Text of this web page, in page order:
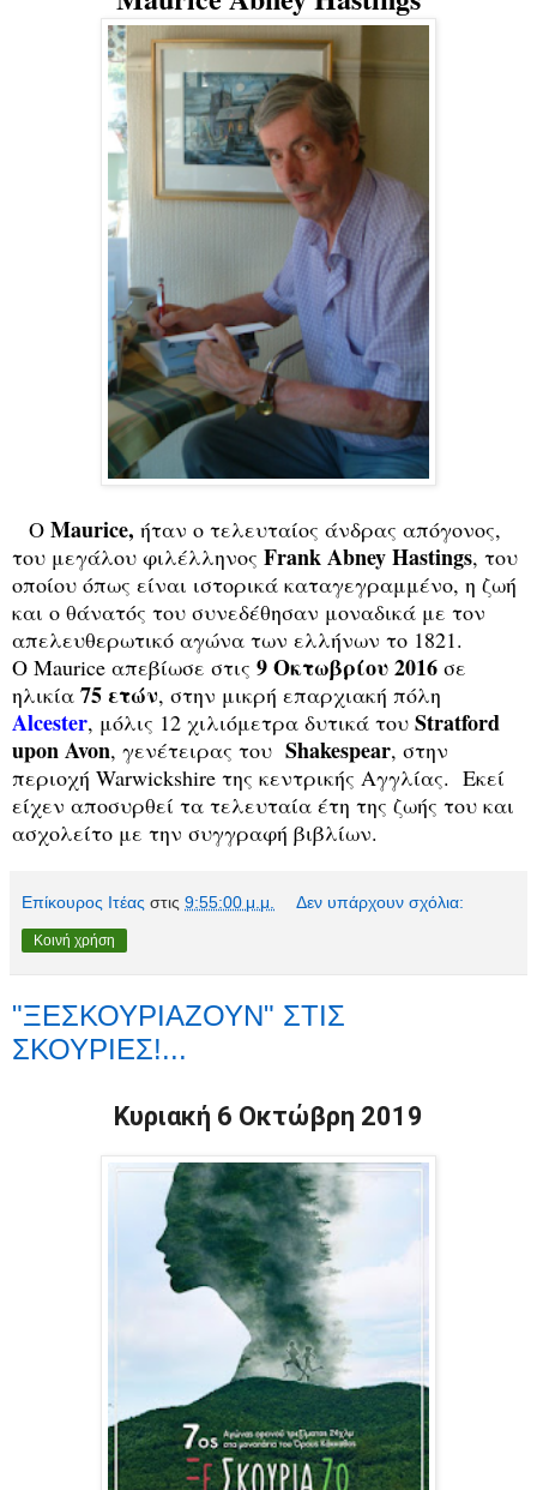
Ο Maurice, ήταν ο τελευταίος άνδρας απόγονος,
του μεγάλου φιλέλληνος Frank Abney Hastings, του
οποίου όπως είναι ιστορικά καταγεγραμμένο, η ζωή
και ο θάνατός του συνεδέθησαν μοναδικά με τον
απελευθερωτικό αγώνα των ελλήνων το 1821.
Ο Maurice απεβίωσε στις 9 Οκτωβρίου 2016 σε
ηλικία 75 ετών, στην μικρή επαρχιακή πόλη
Alcester, μόλις 12 χιλιόμετρα δυτικά του Stratford
upon Avon, γενέτειρας του Shakespear, στην
περιοχή Warwickshire της κεντρικής Αγγλίας. Εκεί
είχεν αποσυρθεί τα τελευταία έτη της ζωής του και
ασχολείτο με την συγγραφή βιβλίων.
Επίκουρος Ιτέας στις 9:55:00 μ.μ. Δεν υπάρχουν σχόλια:
Κοινή χρήση
"ΞΕΣΚΟΥΡΙΑΖΟΥΝ" ΣΤΙΣ
ΣΚΟΥΡΙΕΣ!...
Κυριακή 6 Οκτώβρη 2019